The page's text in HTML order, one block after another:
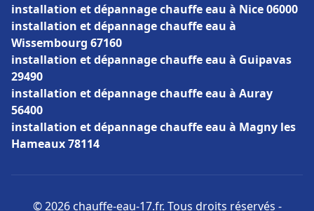
installation et dépannage chauffe eau à Nice 06000
installation et dépannage chauffe eau à
Wissembourg 67160
installation et dépannage chauffe eau à Guipavas
29490
installation et dépannage chauffe eau à Auray
56400
installation et dépannage chauffe eau à Magny les
Hameaux 78114
© 2026 chauffe-eau-17.fr. Tous droits réservés -